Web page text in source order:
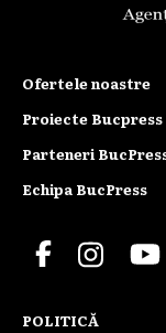
Ofertele noastre
Proiecte Bucpress
Parteneri
Echipa BucPress
POLITICĂ